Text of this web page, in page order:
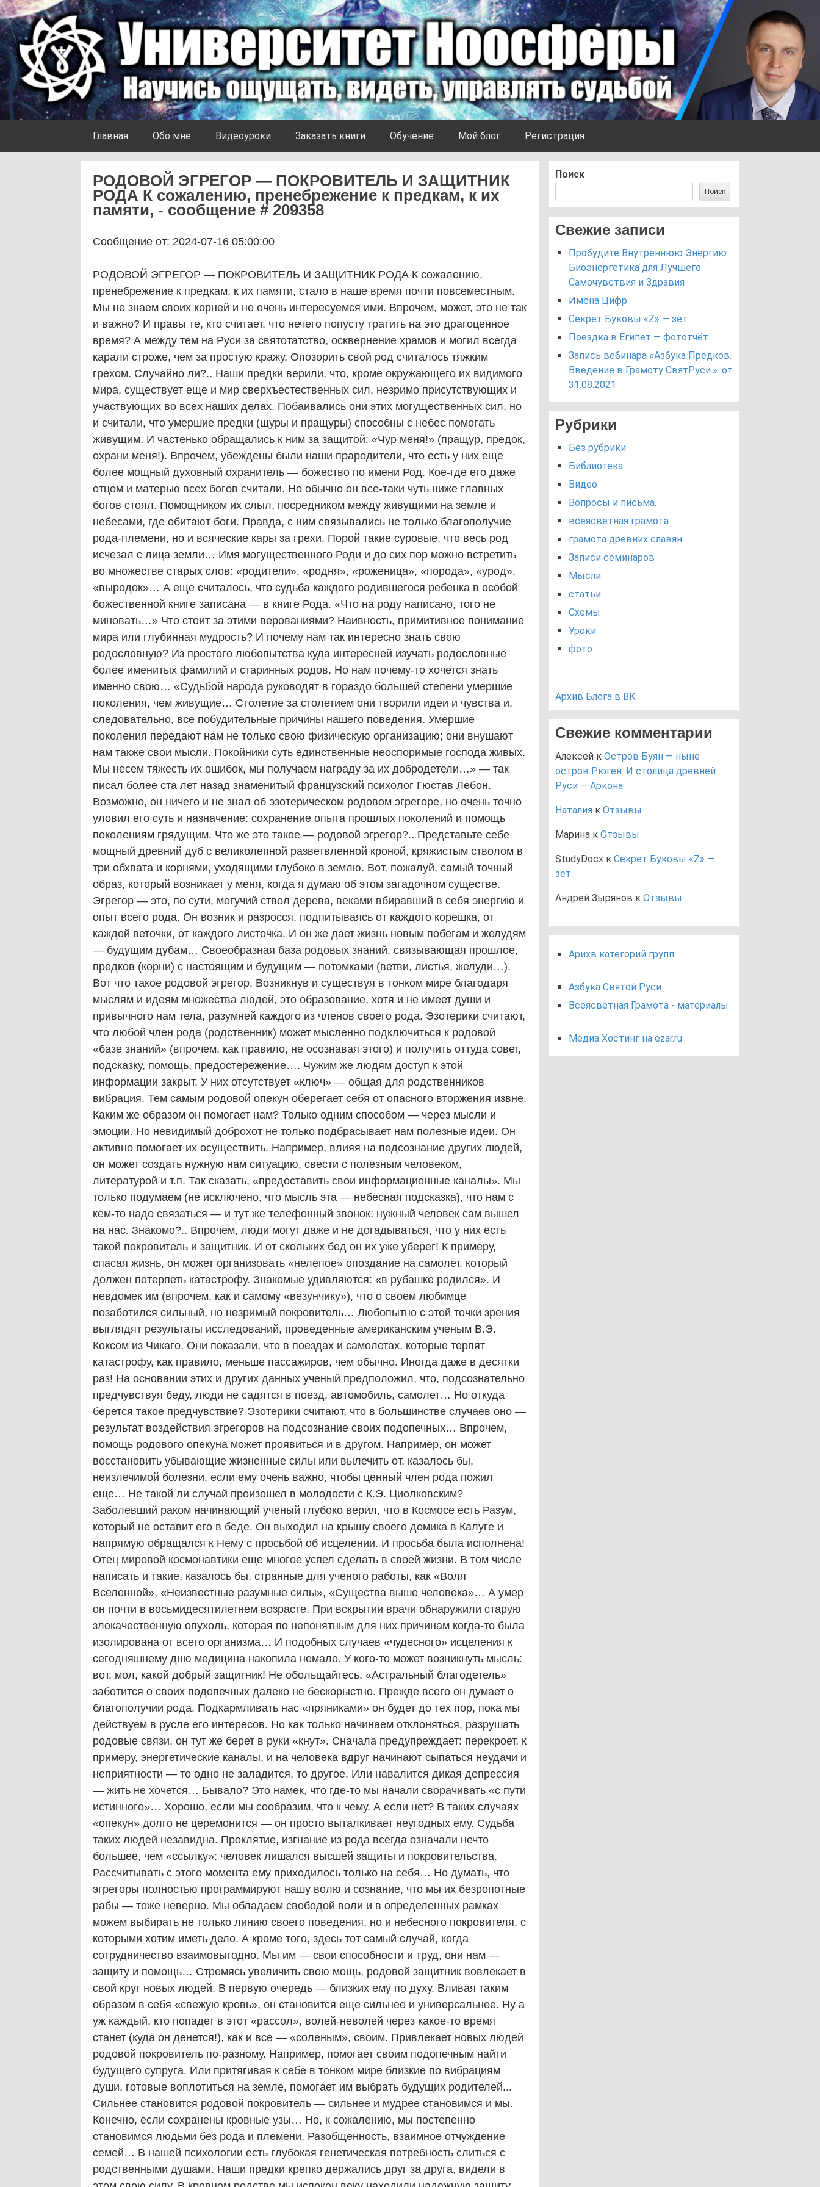
Университет Ноосферы
Главная Обо мне Видеоуроки Заказать книги Обучение Мой блог Регистрация
РОДОВОЙ ЭГРЕГОР — ПОКРОВИТЕЛЬ И ЗАЩИТНИК
РОДА К сожалению, пренебрежение к предкам, к их
памяти, - сообщение # 209358
Сообщение от: 2024-07-16 05:00:00
РОДОВОЙ ЭГРЕГОР — ПОКРОВИТЕЛЬ И ЗАЩИТНИК РОДА К сожалению,
пренебрежение к предкам, к их памяти, стало в наше время почти повсеместным.
Мы не знаем своих корней и не очень интересуемся ими. Впрочем, может, это не так
и важно? И правы те, кто считает, что нечего попусту тратить на это драгоценное
время? А между тем на Руси за святотатство, осквернение храмов и могил всегда
карали строже, чем за простую кражу. Опозорить свой род считалось тяжким
грехом. Случайно ли?.. Наши предки верили, что, кроме окружающего их видимого
мира, существует еще и мир сверхъестественных сил, незримо присутствующих и
участвующих во всех наших делах. Побаивались они этих могущественных сил, но
и считали, что умершие предки (щуры и пращуры) способны с небес помогать
живущим. И частенько обращались к ним за защитой: «Чур меня!» (пращур, предок,
охрани меня!). Впрочем, убеждены были наши прародители, что есть у них еще
более мощный духовный охранитель — божество по имени Род. Кое-где его даже
отцом и матерью всех богов считали. Но обычно он все-таки чуть ниже главных
богов стоял. Помощником их слыл, посредником между живущими на земле и
небесами, где обитают боги. Правда, с ним связывались не только благополучие
рода-племени, но и всяческие кары за грехи. Порой такие суровые, что весь род
исчезал с лица земли… Имя могущественного Роди и до сих пор можно встретить
во множестве старых слов: «родители», «родня», «роженица», «порода», «урод»,
«выродок»… А еще считалось, что судьба каждого родившегося ребенка в особой
божественной книге записана — в книге Рода. «Что на роду написано, того не
миновать…» Что стоит за этими верованиями? Наивность, примитивное понимание
мира или глубинная мудрость? И почему нам так интересно знать свою
родословную? Из простого любопытства куда интересней изучать родословные
более именитых фамилий и старинных родов. Но нам почему-то хочется знать
именно свою… «Судьбой народа руководят в гораздо большей степени умершие
поколения, чем живущие… Столетие за столетием они творили идеи и чувства и,
следовательно, все побудительные причины нашего поведения. Умершие
поколения передают нам не только свою физическую организацию; они внушают
нам также свои мысли. Покойники суть единственные неоспоримые господа живых.
Мы несем тяжесть их ошибок, мы получаем награду за их добродетели…» — так
писал более ста лет назад знаменитый французский психолог Гюстав Лебон.
Возможно, он ничего и не знал об эзотерическом родовом эгрегоре, но очень точно
уловил его суть и назначение: сохранение опыта прошлых поколений и помощь
поколениям грядущим. Что же это такое — родовой эгрегор?.. Представьте себе
мощный древний дуб с великолепной разветвленной кроной, кряжистым стволом в
три обхвата и корнями, уходящими глубоко в землю. Вот, пожалуй, самый точный
образ, который возникает у меня, когда я думаю об этом загадочном существе.
Эгрегор — это, по сути, могучий ствол дерева, веками вбиравший в себя энергию и
опыт всего рода. Он возник и разросся, подпитываясь от каждого корешка, от
каждой веточки, от каждого листочка. И он же дает жизнь новым побегам и желудям
— будущим дубам… Своеобразная база родовых знаний, связывающая прошлое,
предков (корни) с настоящим и будущим — потомками (ветви, листья, желуди…).
Вот что такое родовой эгрегор. Возникнув и существуя в тонком мире благодаря
мыслям и идеям множества людей, это образование, хотя и не имеет души и
привычного нам тела, разумней каждого из членов своего рода. Эзотерики считают,
что любой член рода (родственник) может мысленно подключиться к родовой
«базе знаний» (впрочем, как правило, не осознавая этого) и получить оттуда совет,
подсказку, помощь, предостережение…. Чужим же людям доступ к этой
информации закрыт. У них отсутствует «ключ» — общая для родственников
вибрация. Тем самым родовой опекун оберегает себя от опасного вторжения извне.
Каким же образом он помогает нам? Только одним способом — через мысли и
эмоции. Но невидимый доброхот не только подбрасывает нам полезные идеи. Он
активно помогает их осуществить. Например, влияя на подсознание других людей,
он может создать нужную нам ситуацию, свести с полезным человеком,
литературой и т.п. Так сказать, «предоставить свои информационные каналы». Мы
только подумаем (не исключено, что мысль эта — небесная подсказка), что нам с
кем-то надо связаться — и тут же телефонный звонок: нужный человек сам вышел
на нас. Знакомо?.. Впрочем, люди могут даже и не догадываться, что у них есть
такой покровитель и защитник. И от скольких бед он их уже уберег! К примеру,
спасая жизнь, он может организовать «нелепое» опоздание на самолет, который
должен потерпеть катастрофу. Знакомые удивляются: «в рубашке родился». И
невдомек им (впрочем, как и самому «везунчику»), что о своем любимце
позаботился сильный, но незримый покровитель… Любопытно с этой точки зрения
выглядят результаты исследований, проведенные американским ученым В.Э.
Коксом из Чикаго. Они показали, что в поездах и самолетах, которые терпят
катастрофу, как правило, меньше пассажиров, чем обычно. Иногда даже в десятки
раз! На основании этих и других данных ученый предположил, что, подсознательно
предчувствуя беду, люди не садятся в поезд, автомобиль, самолет… Но откуда
берется такое предчувствие? Эзотерики считают, что в большинстве случаев оно —
результат воздействия эгрегоров на подсознание своих подопечных… Впрочем,
помощь родового опекуна может проявиться и в другом. Например, он может
восстановить убывающие жизненные силы или вылечить от, казалось бы,
неизлечимой болезни, если ему очень важно, чтобы ценный член рода пожил
еще… Не такой ли случай произошел в молодости с К.Э. Циолковским?
Заболевший раком начинающий ученый глубоко верил, что в Космосе есть Разум,
который не оставит его в беде. Он выходил на крышу своего домика в Калуге и
напрямую обращался к Нему с просьбой об исцелении. И просьба была исполнена!
Отец мировой космонавтики еще многое успел сделать в своей жизни. В том числе
написать и такие, казалось бы, странные для ученого работы, как «Воля
Вселенной», «Неизвестные разумные силы», «Существа выше человека»… А умер
он почти в восьмидесятилетнем возрасте. При вскрытии врачи обнаружили старую
злокачественную опухоль, которая по непонятным для них причинам когда-то была
изолирована от всего организма… И подобных случаев «чудесного» исцеления к
сегодняшнему дню медицина накопила немало. У кого-то может возникнуть мысль:
вот, мол, какой добрый защитник! Не обольщайтесь. «Астральный благодетель»
заботится о своих подопечных далеко не бескорыстно. Прежде всего он думает о
благополучии рода. Подкармливать нас «пряниками» он будет до тех пор, пока мы
действуем в русле его интересов. Но как только начинаем отклоняться, разрушать
родовые связи, он тут же берет в руки «кнут». Сначала предупреждает: перекроет, к
примеру, энергетические каналы, и на человека вдруг начинают сыпаться неудачи и
неприятности — то одно не заладится, то другое. Или навалится дикая депрессия
— жить не хочется… Бывало? Это намек, что где-то мы начали сворачивать «с пути
истинного»… Хорошо, если мы сообразим, что к чему. А если нет? В таких случаях
«опекун» долго не церемонится — он просто выталкивает неугодных ему. Судьба
таких людей незавидна. Проклятие, изгнание из рода всегда означали нечто
большее, чем «ссылку»: человек лишался высшей защиты и покровительства.
Рассчитывать с этого момента ему приходилось только на себя… Но думать, что
эгрегоры полностью программируют нашу волю и сознание, что мы их безропотные
рабы — тоже неверно. Мы обладаем свободой воли и в определенных рамках
можем выбирать не только линию своего поведения, но и небесного покровителя, с
которыми хотим иметь дело. А кроме того, здесь тот самый случай, когда
сотрудничество взаимовыгодно. Мы им — свои способности и труд, они нам —
защиту и помощь… Стремясь увеличить свою мощь, родовой защитник вовлекает в
свой круг новых людей. В первую очередь — близких ему по духу. Вливая таким
образом в себя «свежую кровь», он становится еще сильнее и универсальнее. Ну а
уж каждый, кто попадет в этот «рассол», волей-неволей через какое-то время
станет (куда он денется!), как и все — «соленым», своим. Привлекает новых людей
родовой покровитель по-разному. Например, помогает своим подопечным найти
будущего супруга. Или притягивая к себе в тонком мире близкие по вибрациям
души, готовые воплотиться на земле, помогает им выбрать будущих родителей...
Сильнее становится родовой покровитель — сильнее и мудрее становимся и мы.
Конечно, если сохранены кровные узы… Но, к сожалению, мы постепенно
становимся людьми без рода и племени. Разобщенность, взаимное отчуждение
семей… В нашей психологии есть глубокая генетическая потребность слиться с
родственными душами. Наши предки крепко держались друг за друга, видели в
Поиск
Поиск
Свежие записи
Пробудите Внутреннюю Энергию:
Биоэнергетика для Лучшего
Самочувствия и Здравия
Имёна Цифр
Секрет Буковы «Z» — зет.
Поездка в Египет — фототчёт.
Запись вебинара «Азбука Предков.
Введение в Грамоту СвятРуси.». от
31.08.2021
Рубрики
Без рубрики
Библиотека
Видео
Вопросы и письма.
всеясветная грамота
грамота древних славян
Записи семинаров
Мысли
статьи
Схемы
Уроки
фото
Архив Блога в ВК
Свежие комментарии
Алексей к Остров Буян — ныне
остров Рюген. И столица древней
Руси — Аркона
Наталия к Отзывы
Марина к Отзывы
StudyDocx к Секрет Буковы «Z» —
зет.
Андрей Зырянов к Отзывы
Арихв категорий групп
Азбука Святой Руси
Всеясветная Грамота - материалы
Медиа Хостинг на ezar.ru